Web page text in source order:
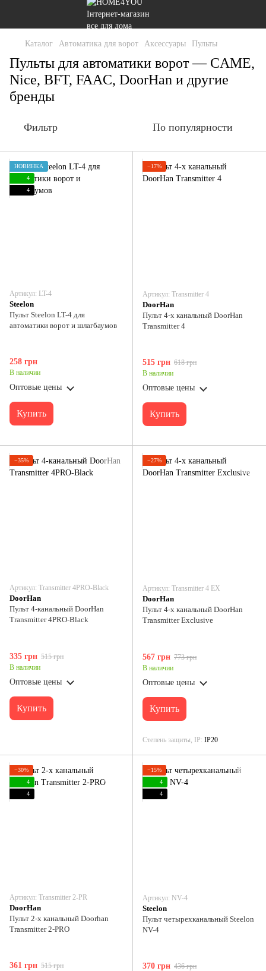
Каталог Автоматика для ворот Аксессуары Пульты
Пульты для автоматики ворот — CAME,
Nice, BFT, FAAC, DoorHan и другие
бренды
Фильтр По популярности
НОВИНКА
4
4
Артикул: LT-4
Steelon
Пульт Steelon LT-4 для
автоматики ворот и шлагбаумов
258 грн
В наличии
Оптовые цены
Купить
−17%
Артикул: Transmitter 4
DoorHan
Пульт 4-х канальный DoorHan
Transmitter 4
515 грн 618 грн
В наличии
Оптовые цены
Купить
−35%
Артикул: Transmitter 4PRO-Black
DoorHan
Пульт 4-канальный DoorHan
Transmitter 4PRO-Black
335 грн 515 грн
В наличии
Оптовые цены
Купить
−27%
Артикул: Transmitter 4 EX
DoorHan
Пульт 4-х канальный DoorHan
Transmitter Exclusive
567 грн 773 грн
В наличии
Оптовые цены
Купить
Степень защиты, IP IP20
−30%
4
4
Артикул: Transmitter 2-PR
DoorHan
Пульт 2-х канальный Doorhan
Transmitter 2-PRO
361 грн 515 грн
−15%
4
4
Артикул: NV-4
Steelon
Пульт четырехканальный Steelon
NV-4
370 грн 436 грн